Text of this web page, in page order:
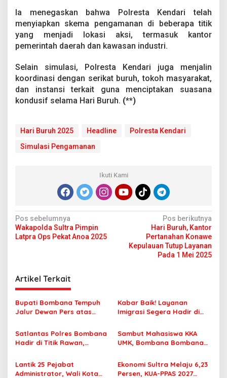
Ia menegaskan bahwa Polresta Kendari telah
menyiapkan skema pengamanan di beberapa titik
yang menjadi lokasi aksi, termasuk kantor
pemerintah daerah dan kawasan industri.
Selain simulasi, Polresta Kendari juga menjalin
koordinasi dengan serikat buruh, tokoh masyarakat,
dan instansi terkait guna menciptakan suasana
kondusif selama Hari Buruh. (**)
Hari Buruh 2025 Headline
Polresta Kendari
Simulasi Pengamanan
Ikuti Kami
N
a
g
a
s
i
p
o
s
Pos sebelumnya
Wakapolda Sultra Pimpin
Latpra Ops Pekat Anoa 2025
Pos berikutnya
Hari Buruh, Kantor
Pertanahan Konawe
Kepulauan Tutup Layanan
Pada 1 Mei 2025
Artikel Terkait
Bupati Bombana Tempuh
Jalur Dewan Pers atas
Korupsi Jembatan Cirauci II
Kabar Baik! Layanan
Imigrasi Segera Hadir di
Perlu Lagi ke Kendari
Satlantas Polres Bombana
Hadir di Titik Rawan,
Sekolah dengan Aman
Sambut Mahasiswa KKA
UMK, Bombana Bombana
Sasaran
Lantik 25 Pejabat
Administrator, Wali Kota
Ekonomi Sultra Melaju 6,23
Persen, KUA-PPAS 2027